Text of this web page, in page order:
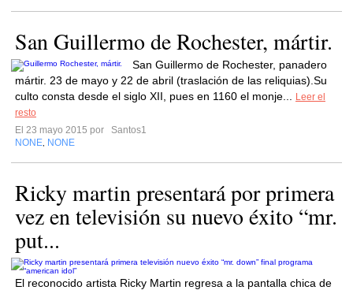
San Guillermo de Rochester, mártir.
San Guillermo de Rochester, panadero
mártir. 23 de mayo y 22 de abril (traslación de las reliquias).Su
culto consta desde el siglo XII, pues en 1160 el monje...
Leer el
resto
El 23 mayo 2015 por
Santos1
NONE NONE
Ricky martin presentará por primera
vez en televisión su nuevo éxito “mr.
put...
El reconocido artista Ricky Martin regresa a la pantalla chica de